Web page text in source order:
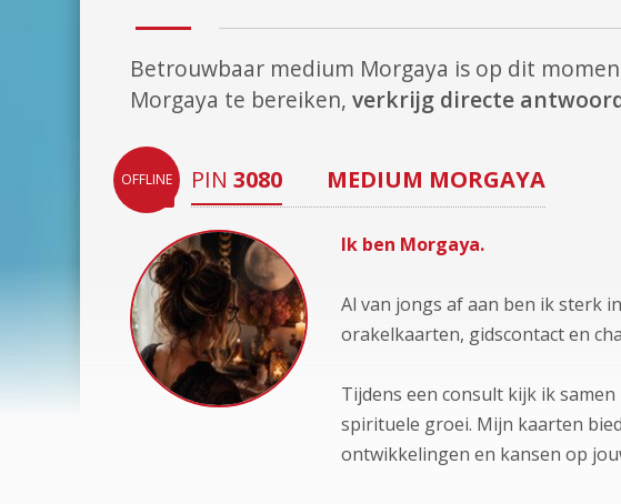
Betrouwbaar medium Morgaya is op dit
Morgaya te bereiken, verkrijg directe
OFFLINE PIN 3080 MEDIUM MORGAYA
Ik ben Morgaya.
Al van jongs af aan ben ik sterk
orakelkaarten, gidscontact en
Tijdens een consult kijk ik
spirituele groei. Mijn kaarten
ontwikkelingen en kansen op